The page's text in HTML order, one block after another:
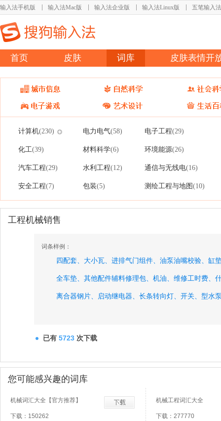
输入法手机版 输入法Mac版 输入法企业版 输入法Linux版 五笔输入法
首页 皮肤 词库 皮肤表情开
计算机(230) 电力电气(58) 电子工程(29)
化工(39) 材料科学(6) 环境能源(26)
汽车工程(29) 水利工程(12) 通信与无线电(16)
安全工程(7) 包装(5) 测绘工程与地图(10)
工程机械销售
词条样例：
四配套、 大小瓦、 进排气门组件、 油泵油嘴校验、 缸
全车垫、 其他配件辅料修理包、 机油、 维修工时费、
离合器钢片、 启动继电器、 长条转向灯、 开关、 型水
已有 5723 次下载
您可能感兴趣的词库
机械词汇大全【官方推荐】
下载：150262
机械工程词汇大全
下载：277770